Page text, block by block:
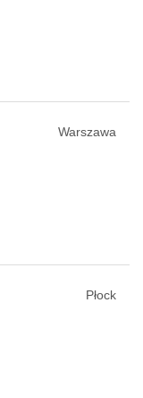
Warszawa
Płock